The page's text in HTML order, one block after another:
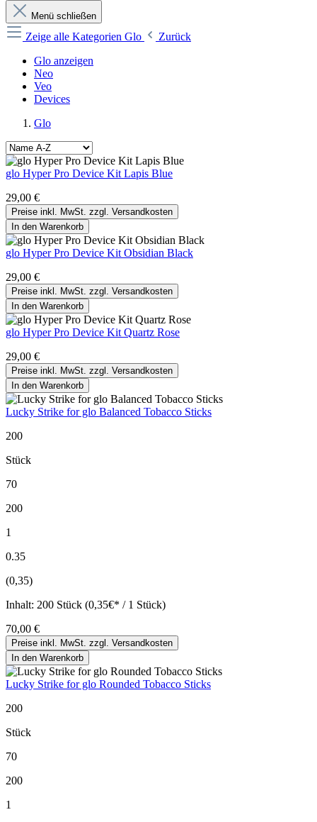
Menü schließen
Zeige alle Kategorien Glo
Zurück
Glo anzeigen
Neo
Veo
Devices
Glo
glo Hyper Pro Device Kit Lapis Blue
29,00 €
Preise inkl. MwSt. zzgl. Versandkosten
In den Warenkorb
glo Hyper Pro Device Kit Obsidian Black
29,00 €
Preise inkl. MwSt. zzgl. Versandkosten
In den Warenkorb
glo Hyper Pro Device Kit Quartz Rose
29,00 €
Preise inkl. MwSt. zzgl. Versandkosten
In den Warenkorb
Lucky Strike for glo Balanced Tobacco Sticks
200
Stück
70
200
1
0.35
(0,35)
Inhalt: 200 Stück (0,35€* / 1 Stück)
70,00 €
Preise inkl. MwSt. zzgl. Versandkosten
In den Warenkorb
Lucky Strike for glo Rounded Tobacco Sticks
200
Stück
70
200
1